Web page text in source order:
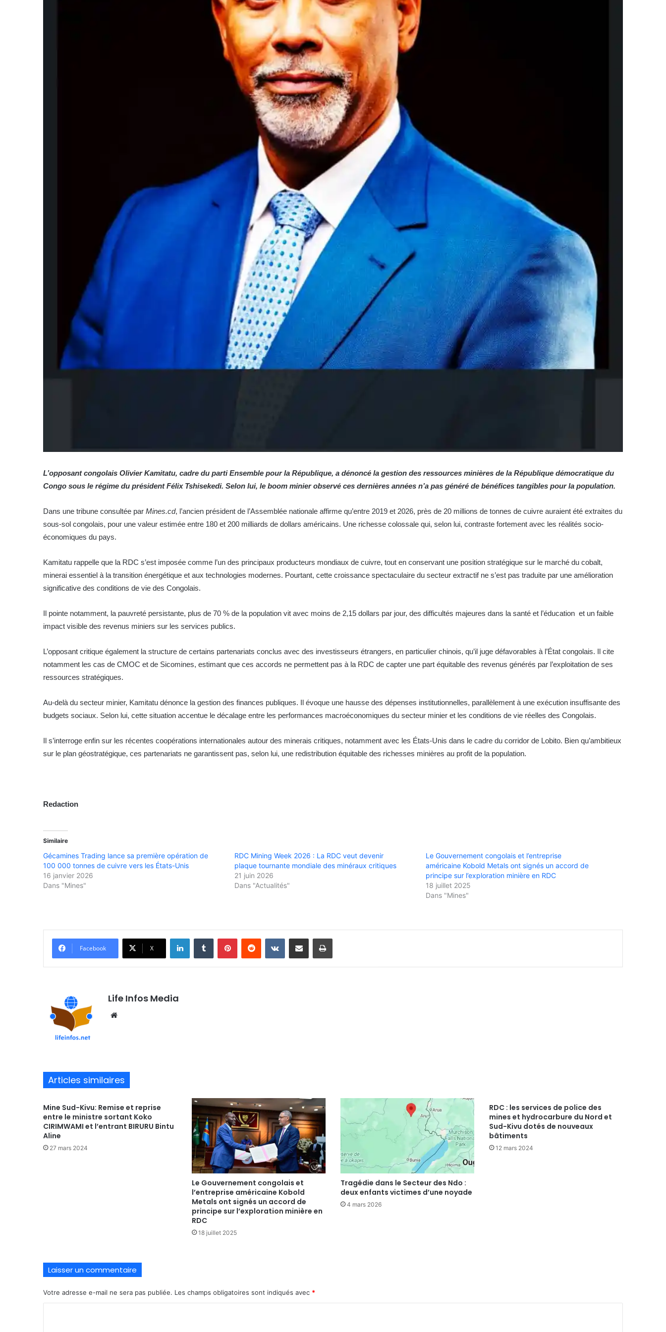
L’opposant congolais Olivier Kamitatu, cadre du parti Ensemble pour la République, a dénoncé la gestion des ressources minières de la République démocratique du
Congo sous le régime du président Félix Tshisekedi. Selon lui, le boom minier observé ces dernières années n’a pas généré de bénéfices tangibles pour la population.
Dans une tribune consultée par Mines.cd, l’ancien président de l’Assemblée nationale affirme qu’entre 2019 et 2026, près de 20 millions de tonnes de cuivre auraient été extraites du
sous-sol congolais, pour une valeur estimée entre 180 et 200 milliards de dollars américains. Une richesse colossale qui, selon lui, contraste fortement avec les réalités socio-
économiques du pays.
Kamitatu rappelle que la RDC s’est imposée comme l’un des principaux producteurs mondiaux de cuivre, tout en conservant une position stratégique sur le marché du cobalt,
minerai essentiel à la transition énergétique et aux technologies modernes. Pourtant, cette croissance spectaculaire du secteur extractif ne s’est pas traduite par une amélioration
significative des conditions de vie des Congolais.
Il pointe notamment, la pauvreté persistante, plus de 70 % de la population vit avec moins de 2,15 dollars par jour, des difficultés majeures dans la santé et l’éducation et un faible
impact visible des revenus miniers sur les services publics.
L’opposant critique également la structure de certains partenariats conclus avec des investisseurs étrangers, en particulier chinois, qu’il juge défavorables à l’État congolais. Il cite
notamment les cas de CMOC et de Sicomines, estimant que ces accords ne permettent pas à la RDC de capter une part équitable des revenus générés par l’exploitation de ses
ressources stratégiques.
Au-delà du secteur minier, Kamitatu dénonce la gestion des finances publiques. Il évoque une hausse des dépenses institutionnelles, parallèlement à une exécution insuffisante des
budgets sociaux. Selon lui, cette situation accentue le décalage entre les performances macroéconomiques du secteur minier et les conditions de vie réelles des Congolais.
Il s’interroge enfin sur les récentes coopérations internationales autour des minerais critiques, notamment avec les États-Unis dans le cadre du corridor de Lobito. Bien qu’ambitieux
sur le plan géostratégique, ces partenariats ne garantissent pas, selon lui, une redistribution équitable des richesses minières au profit de la population.
Redaction
Similaire
Gécamines Trading lance sa première opération de
100 000 tonnes de cuivre vers les États-Unis
16 janvier 2026
Dans "Mines"
RDC Mining Week 2026 : La RDC veut devenir
plaque tournante mondiale des minéraux critiques
21 juin 2026
Dans "Actualités"
Le Gouvernement congolais et l’entreprise
américaine Kobold Metals ont signés un accord de
principe sur l’exploration minière en RDC
18 juillet 2025
Dans "Mines"
Facebook X
Life Infos Media
Articles similaires
Mine Sud-Kivu: Remise et reprise
entre le ministre sortant Koko
CIRIMWAMI et l’entrant BIRURU Bintu
Aline
27 mars 2024
Le Gouvernement congolais et
l’entreprise américaine Kobold
Metals ont signés un accord de
principe sur l’exploration minière en
RDC
18 juillet 2025
Tragédie dans le Secteur des Ndo :
deux enfants victimes d’une noyade
4 mars 2026
RDC : les services de police des
mines et hydrocarbure du Nord et
Sud-Kivu dotés de nouveaux
bâtiments
12 mars 2024
Laisser un commentaire
Votre adresse e-mail ne sera pas publiée. Les champs obligatoires sont indiqués avec *